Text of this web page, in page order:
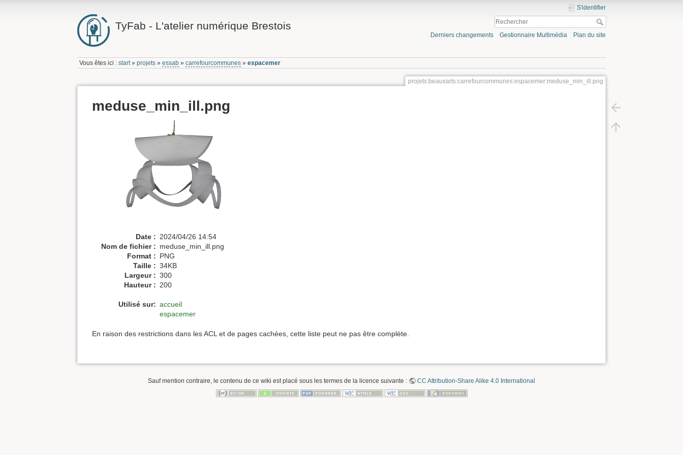
TyFab - L'atelier numérique Brestois
S'identifier
Derniers changements Gestionnaire Multimédia Plan du site
Vous êtes ici :start»projets »essab »carrefourcommunes »espacemer
projets:beauxarts:carrefourcommunes:espacemer:meduse_min_ill.png
meduse_min_ill.png
Date : 2024/04/26 14:54
Nom de fichier : meduse_min_ill.png
Format : PNG
Taille : 34KB
Largeur : 300
Hauteur : 200
Utilisé sur: accueil
espacemer
En raison des restrictions dans les ACL et de pages cachées, cette liste peut ne pas être complète.
Sauf mention contraire, le contenu de ce wiki est placé sous les termes de la licence suivante : CC Attribution-Share Alike 4.0 International